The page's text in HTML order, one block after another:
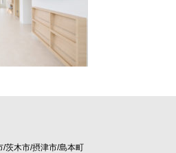
/茨木市/摂津市/島本町